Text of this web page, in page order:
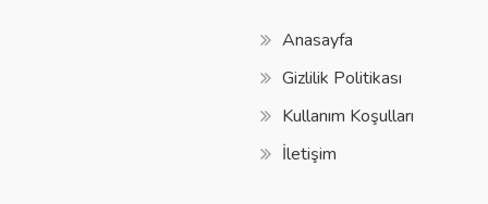
Anasayfa
Gizlilik Politikası
Kullanım Koşulları
İletişim